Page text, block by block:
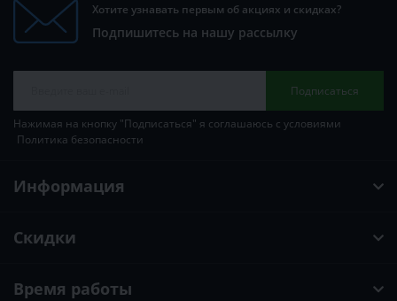
Хотите узнавать первым об акциях и скидках?
Подпишитесь на нашу рассылку
Подписаться
Нажимая на кнопку "Подписаться" я соглашаюсь с условиями
Политика безопасности
Информация
Скидки
Время работы